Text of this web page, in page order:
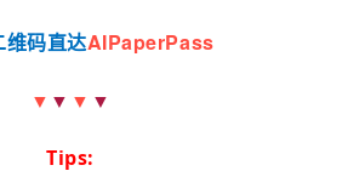
维码直达AIPaperPass
▼ ▼ ▼ ▼
Tips: